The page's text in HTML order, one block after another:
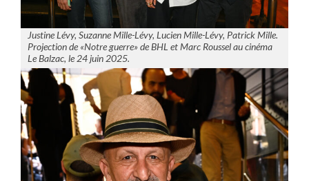
Justine Lévy, Suzanne Mille-Lévy, Lucien Mille-Lévy, Patrick Mille.
Projection de «Notre guerre» de BHL et Marc Roussel au cinéma
Le Balzac, le 24 juin 2025.